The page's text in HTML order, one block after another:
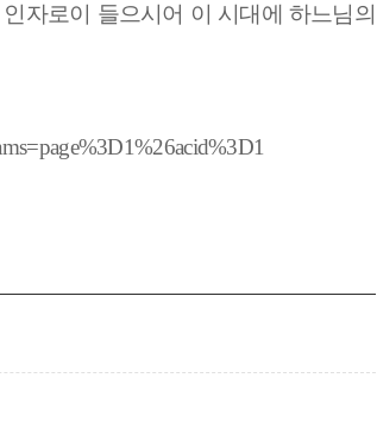
자로이 들으시어 이 시대에 하느님의